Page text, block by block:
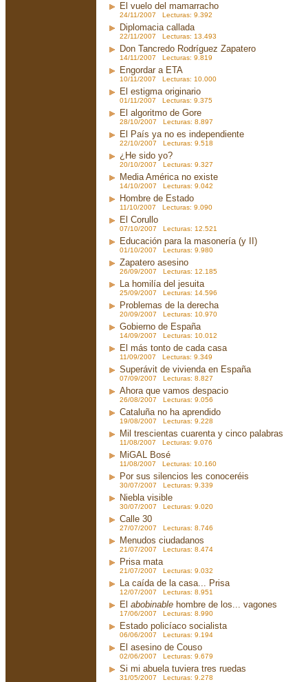
El vuelo del mamarracho
24/11/2007 Lecturas: 9.392
Diplomacia callada
22/11/2007 Lecturas: 13.493
Don Tancredo Rodríguez Zapatero
14/11/2007 Lecturas: 9.819
Engordar a ETA
10/11/2007 Lecturas: 10.000
El estigma originario
01/11/2007 Lecturas: 9.375
El algoritmo de Gore
28/10/2007 Lecturas: 8.897
El País ya no es independiente
22/10/2007 Lecturas: 9.518
¿He sido yo?
20/10/2007 Lecturas: 9.327
Media América no existe
14/10/2007 Lecturas: 9.042
Hombre de Estado
11/10/2007 Lecturas: 9.090
El Corullo
07/10/2007 Lecturas: 12.521
Educación para la masonería (y II)
01/10/2007 Lecturas: 9.980
Zapatero asesino
26/09/2007 Lecturas: 12.185
La homilía del jesuita
25/09/2007 Lecturas: 14.596
Problemas de la derecha
20/09/2007 Lecturas: 10.970
Gobierno de España
14/09/2007 Lecturas: 10.012
El más tonto de cada casa
11/09/2007 Lecturas: 9.349
Superávit de vivienda en España
07/09/2007 Lecturas: 8.827
Ahora que vamos despacio
26/08/2007 Lecturas: 9.056
Cataluña no ha aprendido
19/08/2007 Lecturas: 9.228
Mil trescientas cuarenta y cinco palabras
11/08/2007 Lecturas: 9.076
MiGAL Bosé
11/08/2007 Lecturas: 10.160
Por sus silencios les conoceréis
30/07/2007 Lecturas: 9.339
Niebla visible
30/07/2007 Lecturas: 9.020
Calle 30
27/07/2007 Lecturas: 8.746
Menudos ciudadanos
21/07/2007 Lecturas: 8.474
Prisa mata
21/07/2007 Lecturas: 9.032
La caída de la casa... Prisa
12/07/2007 Lecturas: 8.951
El abobinable hombre de los... vagones
17/06/2007 Lecturas: 8.990
Estado policíaco socialista
06/06/2007 Lecturas: 9.194
El asesino de Couso
02/06/2007 Lecturas: 9.679
Si mi abuela tuviera tres ruedas
31/05/2007 Lecturas: 9.278